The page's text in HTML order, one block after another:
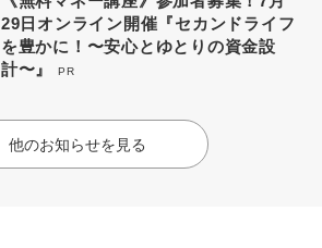
29日オンライン開催『セカンドライフ
を豊かに！〜安心とゆとりの資金設
計〜』
PR
他のお知らせを見る